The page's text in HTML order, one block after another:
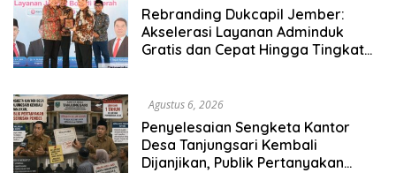
Rebranding Dukcapil Jember:
Akselerasi Layanan Adminduk
Gratis dan Cepat Hingga Tingkat
Agustus 6, 2026
Penyelesaian Sengketa Kantor
Desa Tanjungsari Kembali
Dijanjikan, Publik Pertanyakan